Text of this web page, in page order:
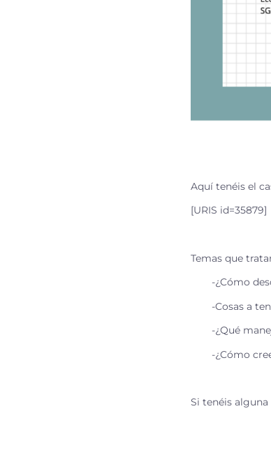
Aquí tenéis el
[URIS id=35879]
Temas que
-¿Cómo
-Cosas a
-¿Qué
-¿Cómo
Si tenéis